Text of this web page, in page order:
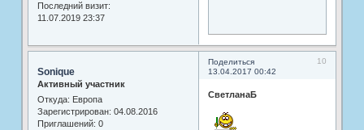
Последний визит:
11.07.2019 23:37
Поделиться
10
13.04.2017 00:42
Sonique
Активный участник
Откуда: Европа
Зарегистрирован: 04.08.2016
Приглашений: 0
СветланаБ